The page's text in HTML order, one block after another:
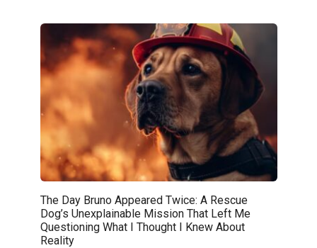
The Day Bruno Appeared Twice: A Rescue
Dog’s Unexplainable Mission That Left Me
Questioning What I Thought I Knew About
Reality